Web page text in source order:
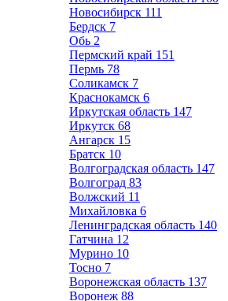
Новосибирск 111
Бердск 7
Обь 2
Пермский край 151
Пермь 78
Соликамск 7
Краснокамск 6
Иркутская область 147
Иркутск 68
Ангарск 15
Братск 10
Волгоградская область 147
Волгоград 83
Волжский 11
Михайловка 6
Ленинградская область 140
Гатчина 12
Мурино 10
Тосно 7
Воронежская область 137
Воронеж 88